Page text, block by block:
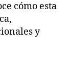
cómo esta
y